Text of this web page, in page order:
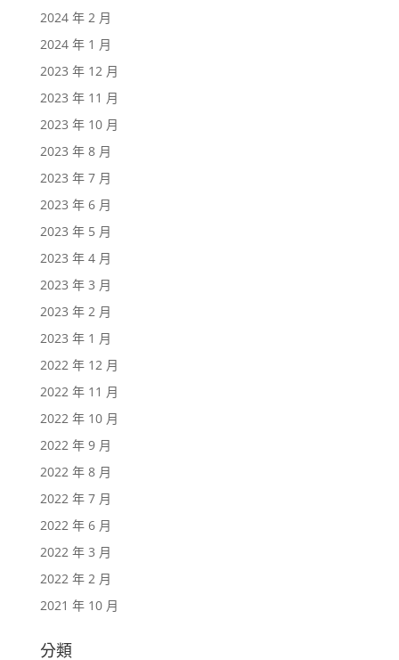
2024 年 2 月
2024 年 1 月
2023 年 12 月
2023 年 11 月
2023 年 10 月
2023 年 8 月
2023 年 7 月
2023 年 6 月
2023 年 5 月
2023 年 4 月
2023 年 3 月
2023 年 2 月
2023 年 1 月
2022 年 12 月
2022 年 11 月
2022 年 10 月
2022 年 9 月
2022 年 8 月
2022 年 7 月
2022 年 6 月
2022 年 3 月
2022 年 2 月
2021 年 10 月
分類